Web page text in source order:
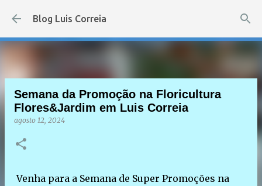
Pular para o conteúdo principal
Blog Luis Correia
Semana da Promoção na Floricultura
Flores&Jardim em Luis Correia
agosto 12, 2024
Venha para a Semana de Super Promoções na